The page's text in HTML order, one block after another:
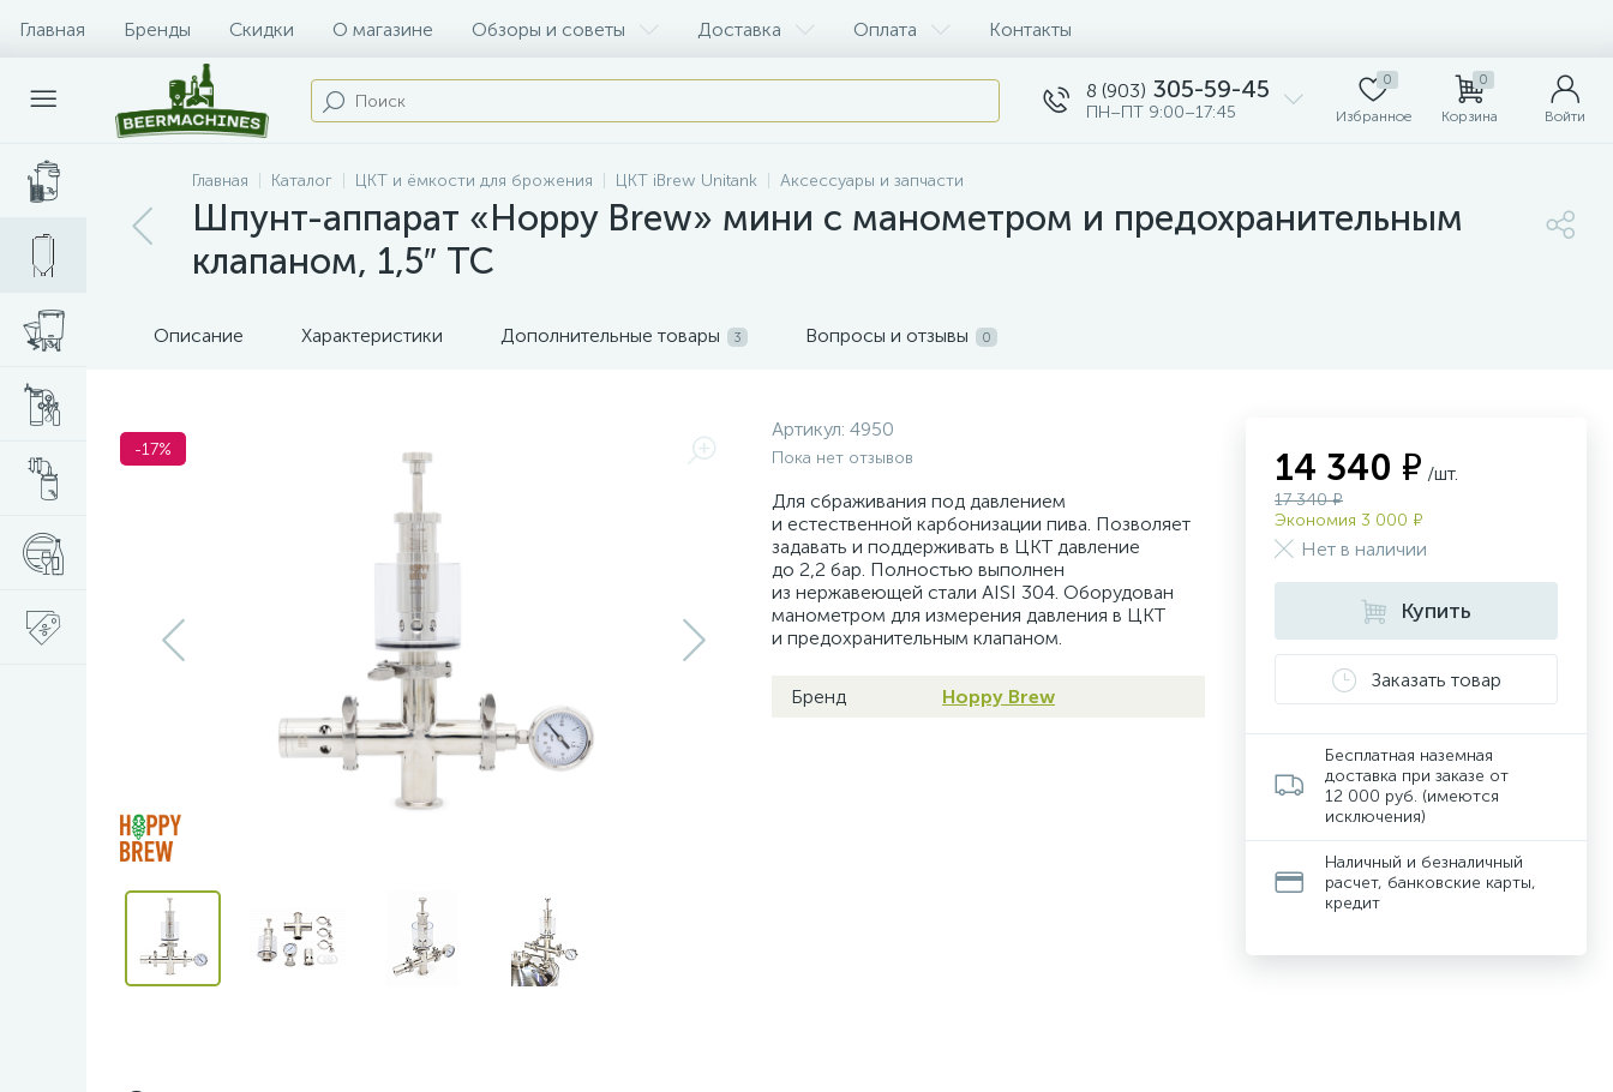
Главная Бренды Скидки О магазине Обзоры и советы Доставка Оплата Контакты
8 (903) 305-59-45
ПН–ПТ 9:00–17:45
0
Избранное
0
Корзина Войти
Главная Каталог ЦКТ и ёмкости для брожения ЦКТ iBrew Unitank Аксессуары и запчасти
Шпунт-аппарат «Hoppy Brew» мини с манометром и предохранительным
клапаном, 1,5″ TC
Описание Характеристики Дополнительные товары 3 Вопросы и отзывы 0
-17%
Артикул: 4950
Пока нет отзывов
Для сбраживания под давлением
и естественной карбонизации пива. Позволяет
задавать и поддерживать в ЦКТ давление
до 2,2 бар. Полностью выполнен
из нержавеющей стали AISI 304. Оборудован
манометром для измерения давления в ЦКТ
и предохранительным клапаном.
Бренд Hoppy Brew
14 340 ₽ /шт.
17 340 ₽
Экономия 3 000 ₽
Нет в наличии
Купить
Заказать товар
Бесплатная наземная
доставка при заказе от
12 000 руб. (имеются
исключения)
Наличный и безналичный
расчет, банковские карты,
кредит